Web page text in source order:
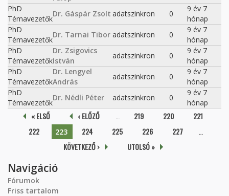
PhD
Témavezetők
Dr. Gáspár Zsolt adatszinkron 0
9 év 7
hónap
PhD
Témavezetők
Dr. Tarnai Tibor adatszinkron 0
9 év 7
hónap
PhD
Témavezetők
Dr. Zsigovics
István
adatszinkron 0
9 év 7
hónap
PhD
Témavezetők
Dr. Lengyel
András
adatszinkron 0
9 év 7
hónap
PhD
Témavezetők
Dr. Nédli Péter adatszinkron 0
9 év 7
hónap
Oldalak
« ELSŐ ‹ ELŐZŐ 219 220
221
222
223 224 225 226 227
KÖVETKEZŐ ›
UTOLSÓ »
Navigáció
Fórumok
Friss tartalom